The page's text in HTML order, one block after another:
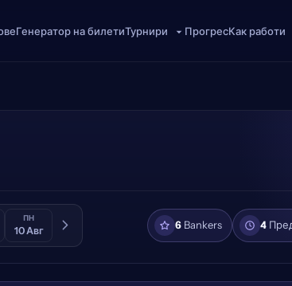
Генератор на билетиТурнири ПрогресКак работи
ПН
10 Авг 6Bankers 4